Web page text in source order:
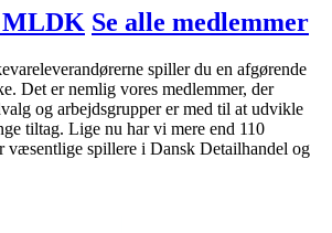
MLDK Se alle medlemmer
spiller du en afgørende
Det er nemlig vores medlemmer, der
og arbejdsgrupper er med til at udvikle
tiltag. Lige nu har vi mere end 110
væsentlige spillere i Dansk Detailhandel og